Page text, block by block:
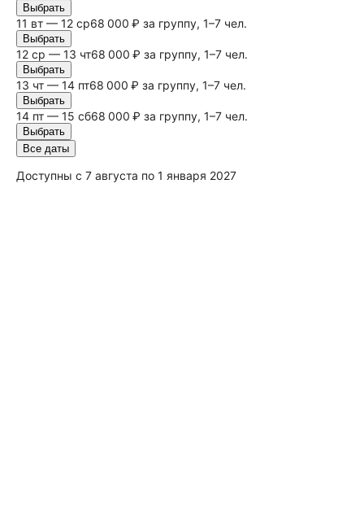
Выбрать
11 вт — 12 ср68 000 ₽ за группу, 1–7 чел.
Выбрать
12 ср — 13 чт68 000 ₽ за группу, 1–7 чел.
Выбрать
13 чт — 14 пт68 000 ₽ за группу, 1–7 чел.
Выбрать
14 пт — 15 сб68 000 ₽ за группу, 1–7 чел.
Выбрать
Все даты
Доступны с 7 августа по 1 января 2027